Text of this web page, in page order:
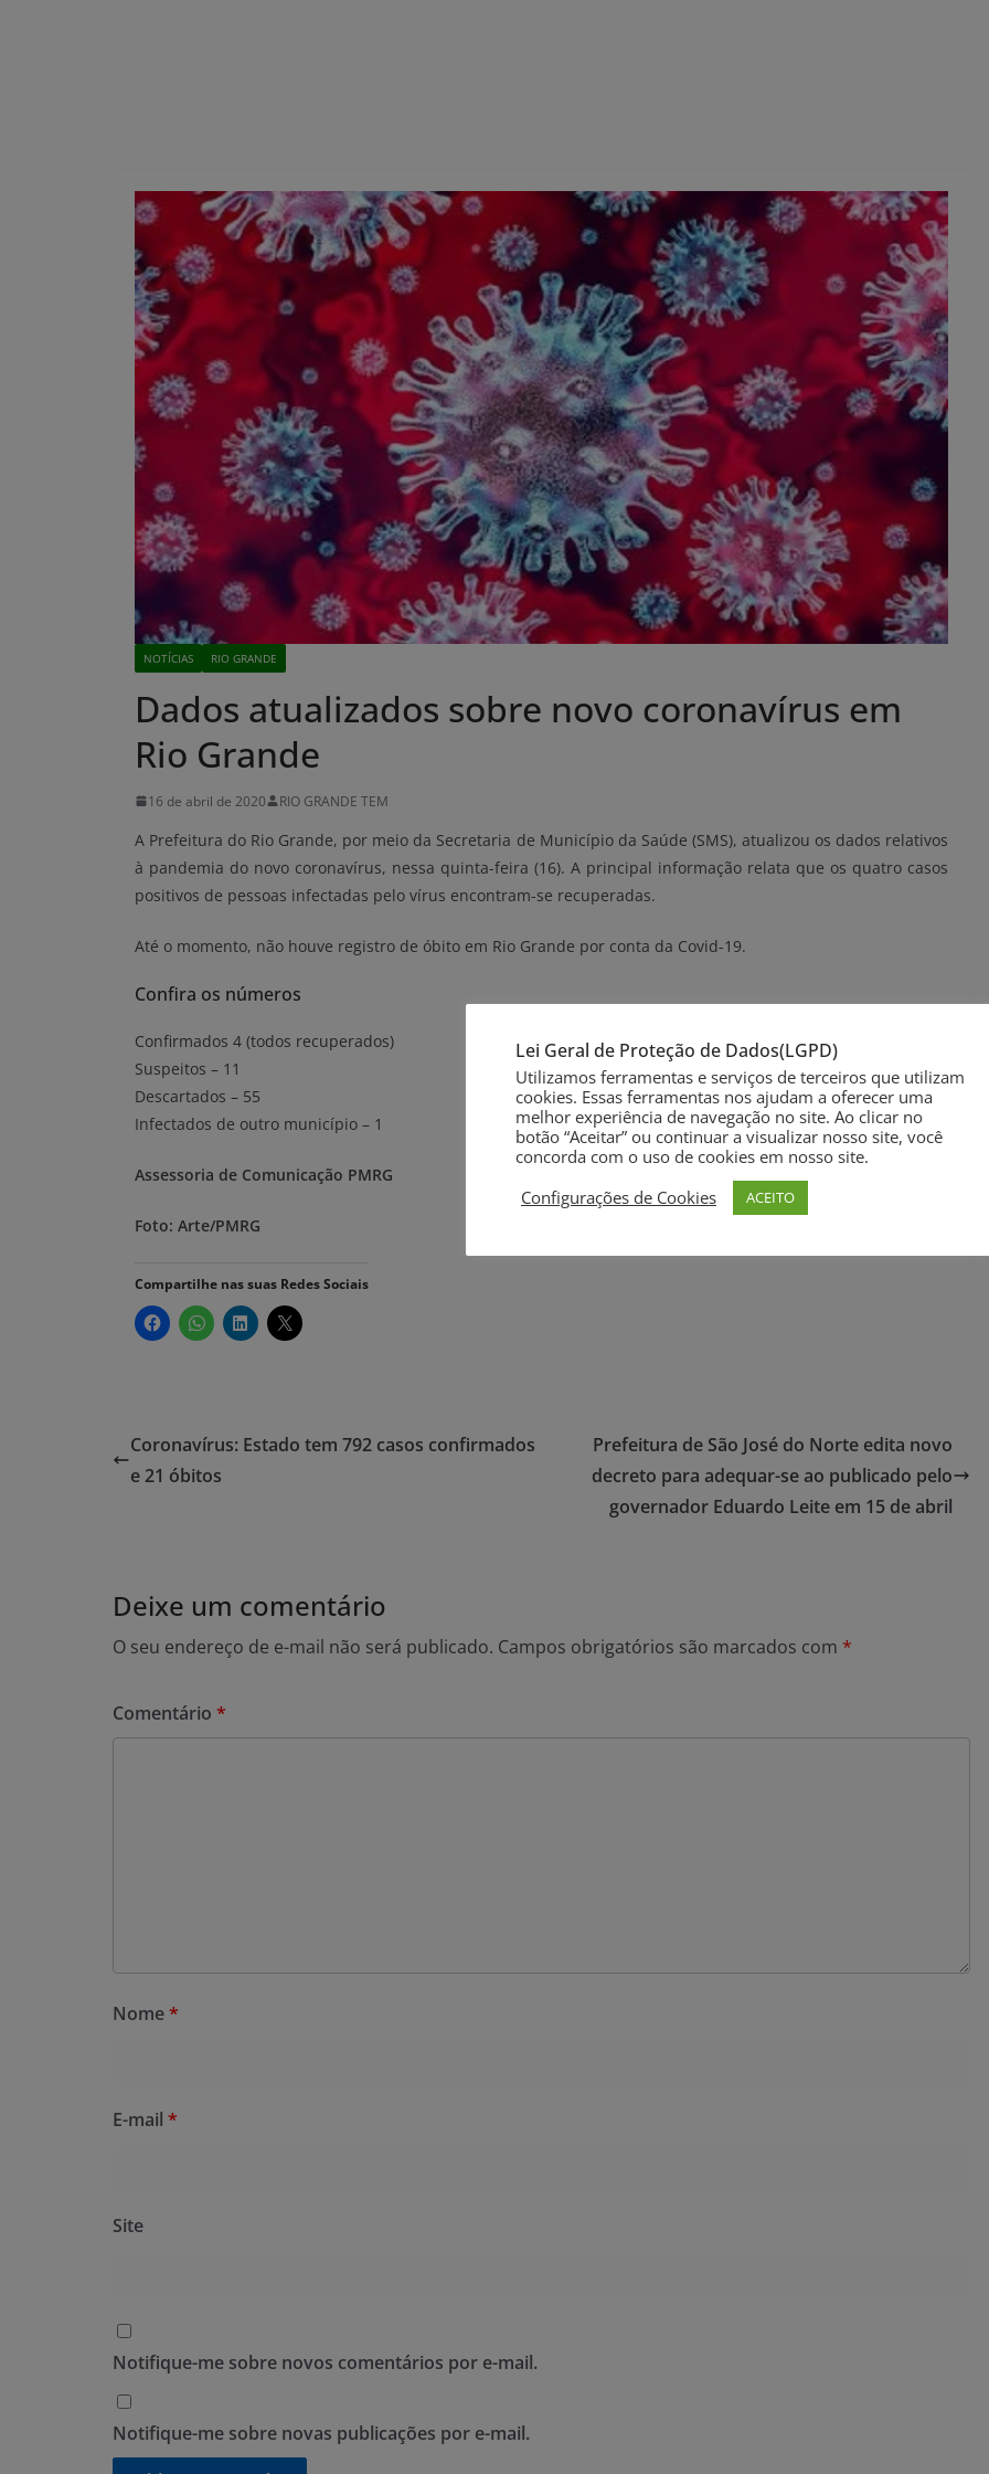
NOTÍCIAS RIO GRANDE
Dados atualizados sobre novo coronavírus em
Rio Grande
16 de abril de 2020 RIO GRANDE TEM
A Prefeitura do Rio Grande, por meio da Secretaria de Município da Saúde (SMS), atualizou os dados relativos
à pandemia do novo coronavírus, nessa quinta-feira (16). A principal informação relata que os quatro casos
positivos de pessoas infectadas pelo vírus encontram-se recuperadas.
Até o momento, não houve registro de óbito em Rio Grande por conta da Covid-19.
Confira os números
Confirmados 4 (todos recuperados)
Suspeitos – 11
Descartados – 55
Infectados de outro município – 1
Assessoria de Comunicação PMRG
Foto: Arte/PMRG
Compartilhe nas suas Redes Sociais
Coronavírus: Estado tem 792 casos confirmados
e 21 óbitos
Prefeitura de São José do Norte edita novo
decreto para adequar-se ao publicado pelo
governador Eduardo Leite em 15 de abril
Deixe um comentário
O seu endereço de e-mail não será publicado. Campos obrigatórios são marcados com *
Comentário *
Nome*
E-mail *
Site
Notifique-me sobre novos comentários por e-mail.
Notifique-me sobre novas publicações por e-mail.
Lei Geral de Proteção de Dados(LGPD)
Utilizamos ferramentas e serviços de terceiros que utilizam
cookies. Essas ferramentas nos ajudam a oferecer uma
melhor experiência de navegação no site. Ao clicar no
botão “Aceitar” ou continuar a visualizar nosso site, você
concorda com o uso de cookies em nosso site.
Configurações de Cookies
ACEITO